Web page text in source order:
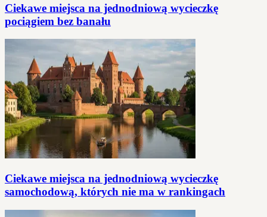
Ciekawe miejsca na jednodniową wycieczkę
pociągiem bez banału
Ciekawe miejsca na jednodniową wycieczkę
samochodową, których nie ma w rankingach